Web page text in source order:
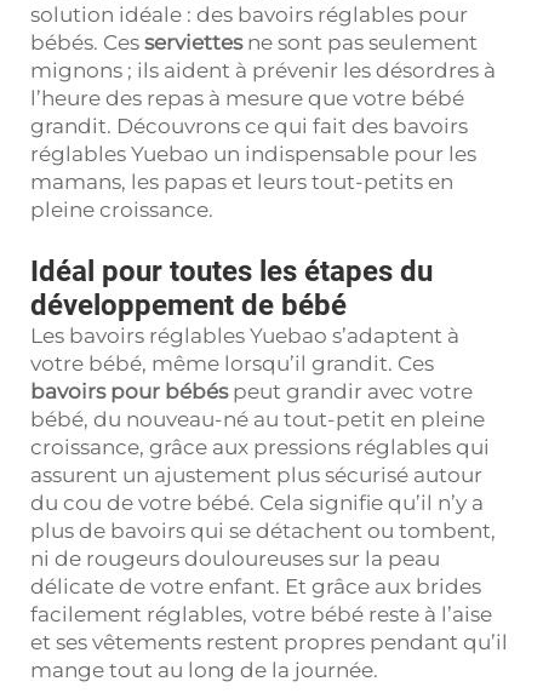
solution idéale : des bavoirs réglables pour
bébés. Ces serviettes ne sont pas seulement
mignons ; ils aident à prévenir les désordres à
l’heure des repas à mesure que votre bébé
grandit. Découvrons ce qui fait des bavoirs
réglables Yuebao un indispensable pour les
mamans, les papas et leurs tout-petits en
pleine croissance.
Idéal pour toutes les étapes du
développement de bébé
Les bavoirs réglables Yuebao s’adaptent à
votre bébé, même lorsqu’il grandit. Ces
bavoirs pour bébés peut grandir avec votre
bébé, du nouveau-né au tout-petit en pleine
croissance, grâce aux pressions réglables qui
assurent un ajustement plus sécurisé autour
du cou de votre bébé. Cela signifie qu’il n’y a
plus de bavoirs qui se détachent ou tombent,
ni de rougeurs douloureuses sur la peau
délicate de votre enfant. Et grâce aux brides
facilement réglables, votre bébé reste à l’aise
et ses vêtements restent propres pendant qu’il
mange tout au long de la journée.